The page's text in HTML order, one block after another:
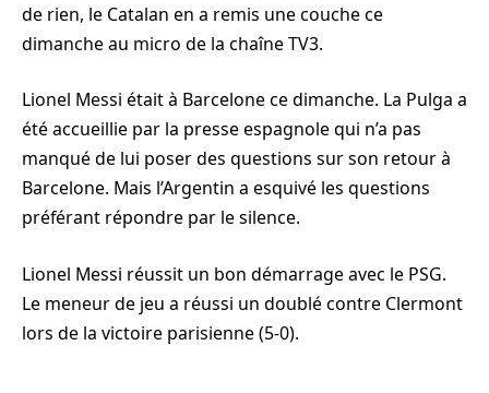
de rien, le Catalan en a remis une couche ce
dimanche au micro de la chaîne TV3.
Lionel Messi était à Barcelone ce dimanche. La Pulga a
été accueillie par la presse espagnole qui n’a pas
manqué de lui poser des questions sur son retour à
Barcelone. Mais l’Argentin a esquivé les questions
préférant répondre par le silence.
Lionel Messi réussit un bon démarrage avec le PSG.
Le meneur de jeu a réussi un doublé contre Clermont
lors de la victoire parisienne (5-0).